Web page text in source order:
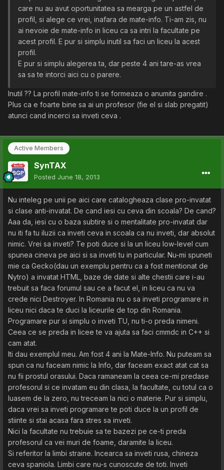
care nu au avut oportunitatea sa mearga pe un astfel de
profil, si alege ce vrei, inafara de mate-info. Ti-am zis, nu
ai nevoie de mate-info in liceu ca sa intri la facultate pe
acest profil. E pur si simplu inutil sa faci un liceu la acest
profil.
E pur si simplu alegerea ta, dar peste 4 ani tare-as vrea
sa sa te intorci aici cu o parere.
Inutil ?? La profil mate-info ti se formeaza o anumita gandire .
Plus ca e foarte bine sa ai un profesor (fie el si slab pregatit)
atunci cand incerci sa inveti ceva .
Active Members
SynTAX
Posted June 18, 2013
Nu inteleg pe unii pe aici care catalogheaza clase pro-invatat
si clase anti-invatat. De cand iesi cu ceva din scoala? De cand?
Aaa da, iesi cu o baza subtire si o mentalitate pro-invatat dar
nu iti fa tu iluzii ca inveti ceva in scoala ca nu inveti, dar absolut
nimic. Vrei sa inveti? Te poti duce si la un liceu low-level cum
spunea cineva pe aici si sa inveti tu in particular. Nu-mi spuneti
mie ca Gecko(dau un exemplu pentru ca a fost mentionat de
Nytro) a invatat HTML, baze de date si alte chestii care i-au
trebuit sa faca forumul sau ce a facut el, in liceu ca nu va
crede nici Destroyer. In Romania nu o sa inveti programare in
liceu nici daca te duci la liceurile de top din Romania.
Programare pur si simplu o inveti TU, nu ti-o preda nimeni.
Ceea ce se preda in licee te va ajuta sa faci cmmdc in C++ si
cam atat.
Iti dau exemplul meu. Am fost 4 ani la Mate-Info. Nu puteam sa
spun ca nu faceam nimic la Info, dar faceam exact atat cat sa
nu fii prostul orasului. Daca ramaneam la ceea ce-mi predase
profesorul si ce invatam eu din clasa, la facultate, cu totul ca o
luasem de la zero, nu treceam la nici o materie. Pur si simplu,
daca vrei sa inveti programare te poti duce la un profil de
stiinte si stai acasa fara stres sa inveti.
Nici la facultate nu trebuie sa te bazezi pe ce-ti preda
profesorul ca vei muri de foame, daramite la liceu.
Si referitor la limbi straine. Incearca sa inveti rusa, chineza
ceva spaniola. Limbi care nu-s cunoscute de toti. Inveti